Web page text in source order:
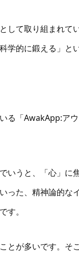
して取り組まれ
学的に鍛える」と
る「AwakApp:ア
いうと、「心」
った、精神論的
す。
とが多いです。